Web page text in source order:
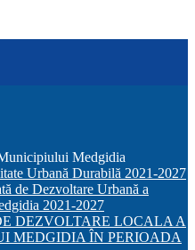
Medgidia
Urbană Durabilă 2021-2027
de Dezvoltare Urbană a
2021-2027
DEZVOLTARE LOCALA A
MEDGIDIA ÎN PERIOADA